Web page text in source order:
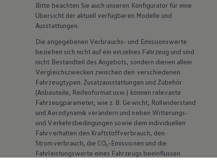
Bitte beachten Sie auch unseren Konfigurator für eine
Übersicht der aktuell verfügbaren Modelle und
Ausstattungen.
Die angegebenen Verbrauchs- und Emissionswerte
beziehen sich nicht auf ein einzelnes Fahrzeug und sind
nicht Bestandteil des Angebots, sondern dienen allein
Vergleichszwecken zwischen den verschiedenen
Fahrzeugtypen. Zusatzausstattungen und Zubehör
(Anbauteile, Reifenformat usw.) können relevante
Fahrzeugparameter, wie z. B. Gewicht, Rollwiderstand
und Aerodynamik verändern und neben Witterungs-
und Verkehrsbedingungen sowie dem individuellen
Fahrverhalten den Kraftstoffverbrauch, den
Stromverbrauch, die CO₂-Emissionen und die
Fahrleistungswerte eines Fahrzeugs beeinflussen.